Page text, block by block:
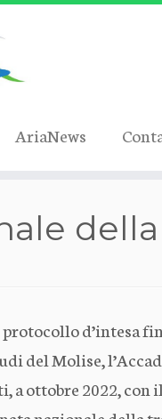
AriaNews
d’intesa
del Molise,
2022, con